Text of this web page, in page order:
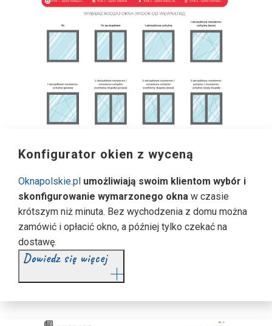
Konfigurator okien z wyceną
Oknapolskie.pl umożliwiają swoim klientom wybór i
skonfigurowanie wymarzonego okna w czasie
krótszym niż minuta. Bez wychodzenia z domu można
zamówić i opłacić okno, a później tylko czekać na
dostawę.
Dowiedz się więcej